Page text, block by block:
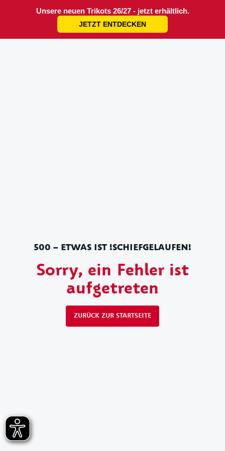
Unsere neuen Trikots 26/27 - jetzt erhältlich.
JETZT ENTDECKEN
500 – ETWAS IST !SCHIEFGELAUFEN!
Sorry, ein Fehler ist
aufgetreten
ZURÜCK ZUR STARTSEITE